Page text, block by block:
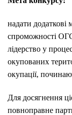
надати додаткові
спроможності
лідерство у
окупованих
окупації,
Для досягнення
повноправне